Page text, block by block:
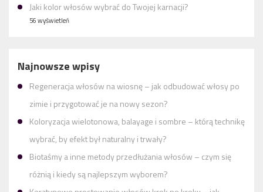
Jaki kolor włosów wybrać do Twojej karnacji?
56 wyświetleń
Najnowsze wpisy
Regeneracja włosów na wiosnę – jak odbudować włosy po
zimie i przygotować je na nowy sezon?
Koloryzacja wielotonowa, balayage i sombre – którą technikę
wybrać, by efekt był naturalny i trwały?
Biotaśmy a inne metody przedłużania włosów – czym się
różnią i kiedy są najlepszym wyborem?